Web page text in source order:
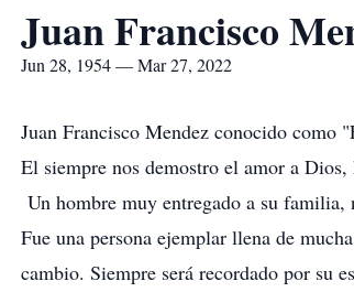
Juan Francisco
Jun 28, 1954 — Mar 27, 2022
Juan Francisco Mendez conocido como
El siempre nos demostro el amor a
Un hombre muy entregado a su familia,
Fue una persona ejemplar llena de
cambio. Siempre será recordado por su